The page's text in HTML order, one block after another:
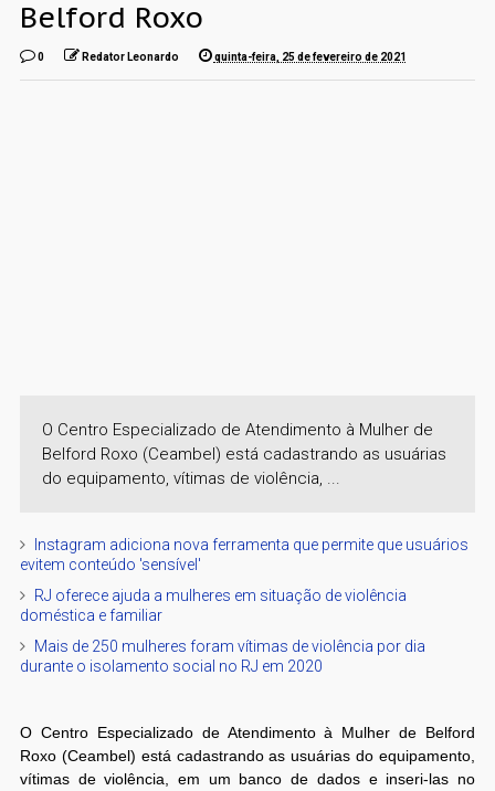
Belford Roxo
0 Redator Leonardo quinta-feira, 25 de fevereiro de 2021
O Centro Especializado de Atendimento à Mulher de
Belford Roxo (Ceambel) está cadastrando as usuárias
do equipamento, vítimas de violência, ...
Instagram adiciona nova ferramenta que permite que usuários
evitem conteúdo 'sensível'
RJ oferece ajuda a mulheres em situação de violência
doméstica e familiar
Mais de 250 mulheres foram vítimas de violência por dia
durante o isolamento social no RJ em 2020
O Centro Especializado de Atendimento à Mulher de Belford
Roxo (Ceambel) está cadastrando as usuárias do equipamento,
vítimas de violência, em um banco de dados e inseri-las no